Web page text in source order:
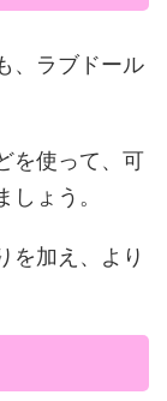
、ラブドール
を使って、可
ょう。
を加え、より